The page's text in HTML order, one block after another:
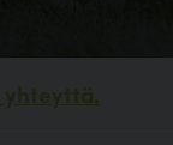
yhteyttä.